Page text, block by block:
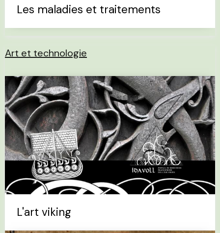
Les maladies et traitements
Art et technologie
L'art viking